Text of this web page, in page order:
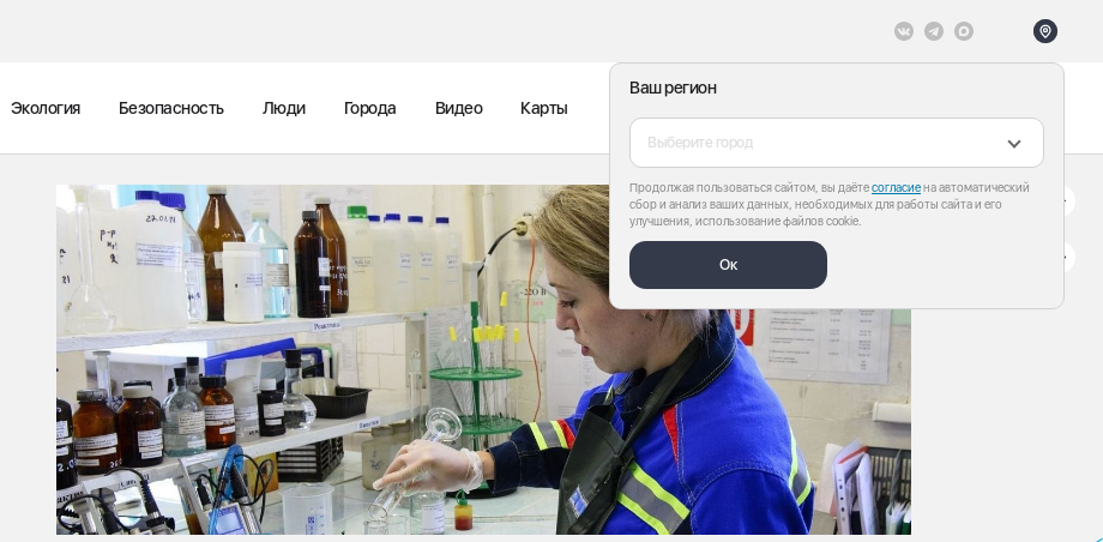
Ваш регион
Выберите город
Продолжая пользоваться сайтом, вы даётесогласиена автоматический
сбор и анализ ваших данных, необходимых для работы сайта и его
улучшения, использование файлов cookie.
Ок
Экология Безопасность Люди Города Видео Карты